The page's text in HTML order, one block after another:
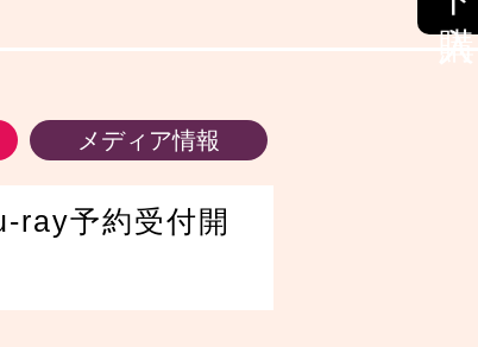
」
メディア情報
ray予約受付開